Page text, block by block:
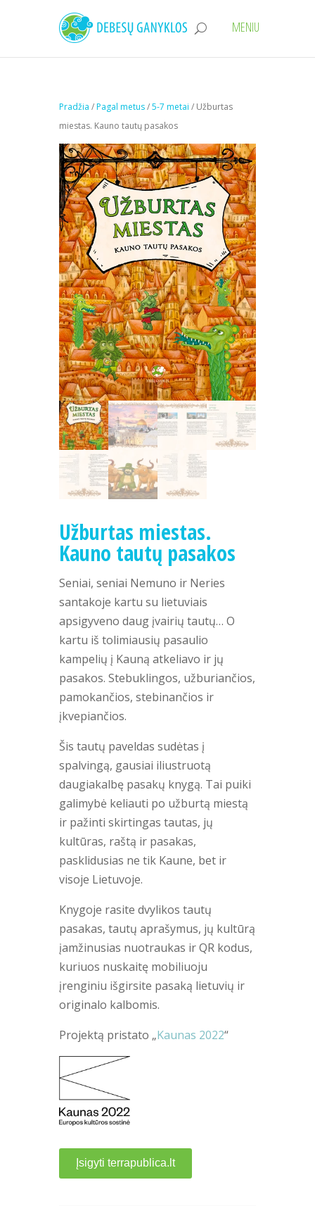
Pradžia /Pagal metus/5-7 metai / Užburtas
miestas. Kauno tautų pasakos
Užburtas miestas.
Kauno tautų pasakos
Seniai, seniai Nemuno ir Neries
santakoje kartu su lietuviais
apsigyveno daug įvairių tautų… O
kartu iš tolimiausių pasaulio
kampelių į Kauną atkeliavo ir jų
pasakos. Stebuklingos, užburiančios,
pamokančios, stebinančios ir
įkvepiančios.
Šis tautų paveldas sudėtas į
spalvingą, gausiai iliustruotą
daugiakalbę pasakų knygą. Tai puiki
galimybė keliauti po užburtą miestą
ir pažinti skirtingas tautas, jų
kultūras, raštą ir pasakas,
pasklidusias ne tik Kaune, bet ir
visoje Lietuvoje.
Knygoje rasite dvylikos tautų
pasakas, tautų aprašymus, jų kultūrą
įamžinusias nuotraukas ir QR kodus,
kuriuos nuskaitę mobiliuoju
įrenginiu išgirsite pasaką lietuvių ir
originalo kalbomis.
Projektą pristato „Kaunas 2022“
Įsigyti terrapublica.lt